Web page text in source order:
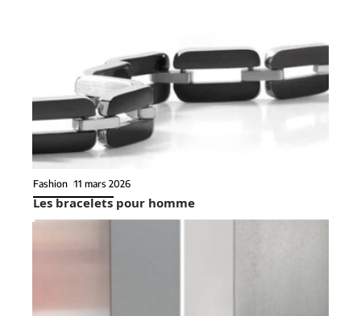
Fashion 11 mars 2026
Les bracelets pour homme